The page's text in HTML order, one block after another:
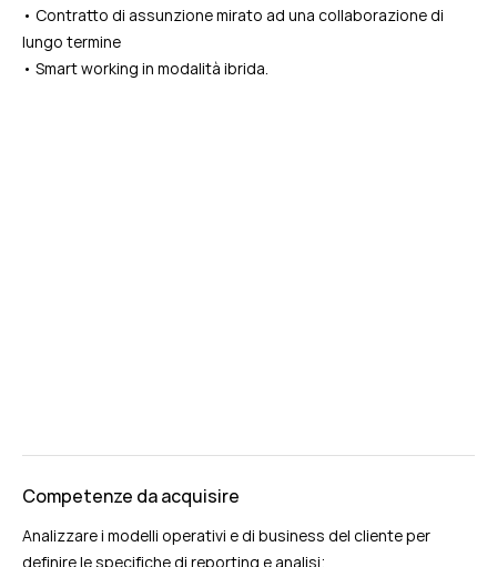
• Contratto di assunzione mirato ad una collaborazione di
lungo termine
• Smart working in modalità ibrida.
Competenze da acquisire
Analizzare i modelli operativi e di business del cliente per
definire le specifiche di reporting e analisi;